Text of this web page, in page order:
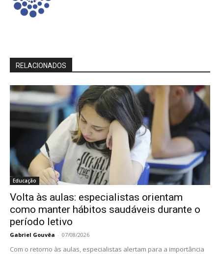
RELACIONADOS
Educação
Volta às aulas: especialistas orientam
como manter hábitos saudáveis durante o
período letivo
Gabriel Gouvêa - 07/08/2026
Com o retorno às aulas, especialistas alertam para a importância